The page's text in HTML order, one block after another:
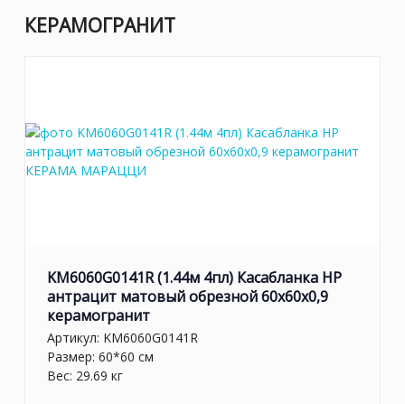
КЕРАМОГРАНИТ
KM6060G0141R (1.44м 4пл) Касабланка HP
антрацит матовый обрезной 60x60x0,9
керамогранит
Артикул: KM6060G0141R
Размер: 60*60 см
Вес: 29.69 кг